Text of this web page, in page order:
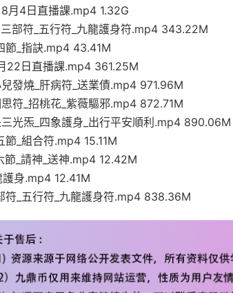
月4日直播課.mp4 1.32G
部符_五行符_九龍護身符.mp4 343.22M
節_指訣.mp4 43.41M
22日直播課.mp4 361.25M
發燒_肝病符_送業債.mp4 971.96M
符_招桃花_紫薇驅邪.mp4 872.71M
光炁_四象護身_出行平安順利.mp4 890.06M
節_組合符.mp4 15.11M
節_請神_送神.mp4 12.42M
護身.mp4 12.41M
符_五行符_九龍護身符.mp4 838.36M